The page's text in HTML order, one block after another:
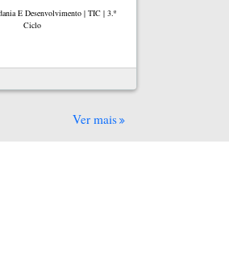
E Desenvolvimento | TIC | 3.º
Ciclo
Ver mais